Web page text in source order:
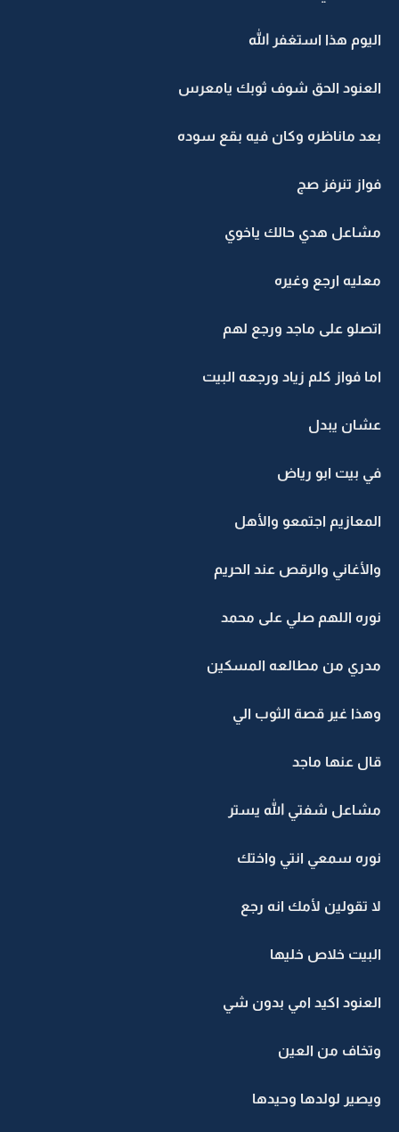
اليوم هذا استغفر الله
العنود الحق شوف ثوبك يامعرس
بعد ماناظره وكان فيه بقع سوده
فواز تنرفز صج
مشاعل هدي حالك ياخوي
معليه ارجع وغيره
اتصلو على ماجد ورجع لهم
اما فواز كلم زياد ورجعه البيت
عشان يبدل
في بيت ابو رياض
المعازيم اجتمعو والأهل
والأغاني والرقص عند الحريم
نوره اللهم صلي على محمد
مدري من مطالعه المسكين
وهذا غير قصة الثوب الي
قال عنها ماجد
مشاعل شفتي الله يستر
نوره سمعي انتي واختك
لا تقولين لأمك انه رجع
البيت خلاص خليها
العنود اكيد امي بدون شي
وتخاف من العين
ويصير لولدها وحيدها